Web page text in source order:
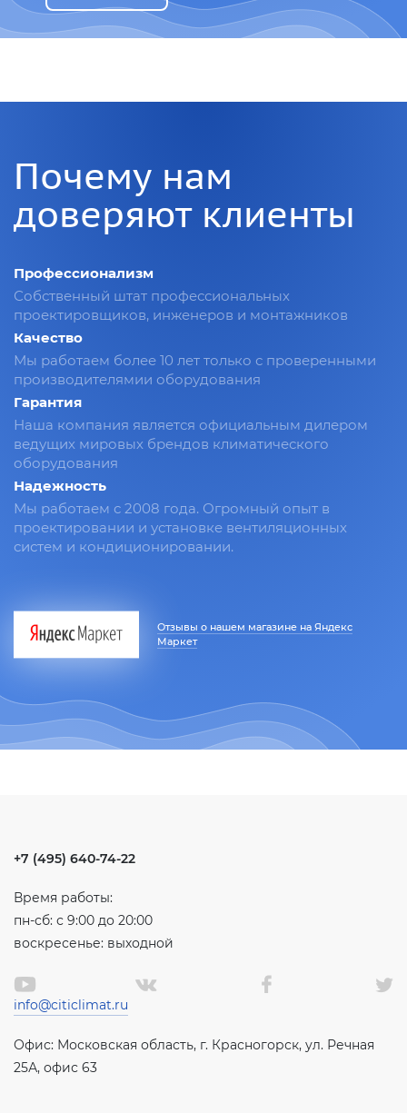
Почему нам
доверяют клиенты
Профессионализм
Собственный штат профессиональных
проектировщиков, инженеров и монтажников
Качество
Мы работаем более 10 лет только с проверенными
производителямии оборудования
Гарантия
Наша компания является официальным дилером
ведущих мировых брендов климатического
оборудования
Надежность
Мы работаем с 2008 года. Огромный опыт в
проектировании и установке вентиляционных
систем и кондиционировании.
Отзывы о нашем магазине на Яндекс
Маркет
+7 (495) 640-74-22
Время работы:
пн-сб: с 9:00 до 20:00
воскресенье: выходной
info@citiclimat.ru
Офис: Московская область, г. Красногорск, ул. Речная
25А, офис 63